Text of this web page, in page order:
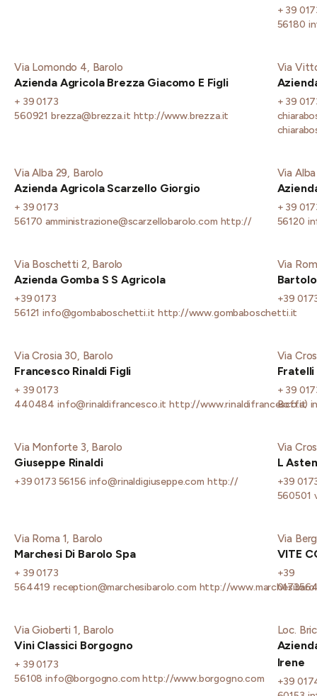
+ 39
56180
Via Lomondo 4, Barolo
Azienda Agricola Brezza Giacomo E Figli
+ 39 0173
560921 brezza@brezza.it http://www.brezza.it
Via
+ 39
Via Alba 29, Barolo
Azienda Agricola Scarzello Giorgio
+ 39 0173
56170 amministrazione@scarzellobarolo.com http://
Via
+ 39
56120
Via Boschetti 2, Barolo
Azienda Gomba S S Agricola
+39 0173
56121 info@gombaboschetti.it http://www.gombaboschetti.it
Via
+39
Via Crosia 30, Barolo
Francesco Rinaldi Figli
+ 39 0173
440484 info@rinaldifrancesco.it http://www.rinaldifrancesco.it
Via
+ 39
Boffa)
Via Monforte 3, Barolo
Giuseppe Rinaldi
+39 0173 56156 info@rinaldigiuseppe.com http://
Via
L
+39
560501
Via Roma 1, Barolo
Marchesi Di Barolo Spa
+ 39 0173
564419 reception@marchesibarolo.com http://
Via
VITE
+39
Via Gioberti 1, Barolo
Vini Classici Borgogno
+ 39 0173
56108 info@borgogno.com http://www.borgogno.com
Loc.
Irene
+39